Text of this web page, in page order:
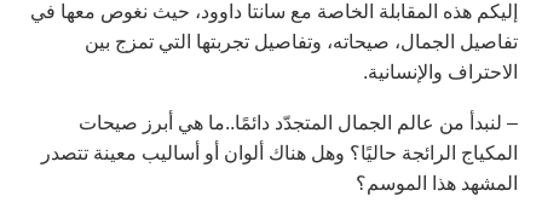
إليكم هذه المقابلة الخاصة مع سانتا داوود، حيث نغوص معها في
تفاصيل الجمال، صيحاته، وتفاصيل تجربتها التي تمزج بين
الاحتراف والإنسانية.
– لنبدأ من عالم الجمال المتجدّد دائمًا..ما هي أبرز صيحات
المكياج الرائجة حاليًا؟ وهل هناك ألوان أو أساليب معينة تتصدر
المشهد هذا الموسم؟